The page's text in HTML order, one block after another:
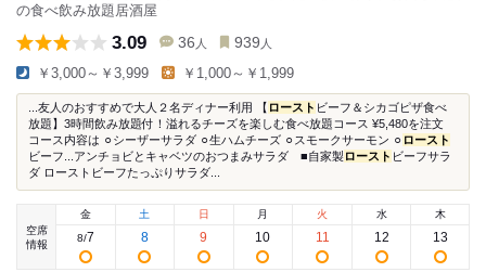
の食べ飲み放題居酒屋
3.09 36 人 939 人
￥3,000～￥3,999 ￥1,000～￥1,999
...友人のおすすめで大人２名ディナー利用 【 ロースト ビーフ＆シカゴピザ食べ
放題】3時間飲み放題付！溢れるチーズを楽しむ食べ放題コース ¥5,480を注文
コース内容は ⚪︎シーザーサラダ ⚪︎生ハムチーズ ⚪︎スモークサーモン ⚪︎ ロースト
ビーフ...アンチョビとキャベツのおつまみサラダ ■自家製ロースト ビーフサラ
ダ ローストビーフたっぷりサラダ...
空席
情報
金
8/7
土
8
日
9
月
10
火
11
水
12
木
13